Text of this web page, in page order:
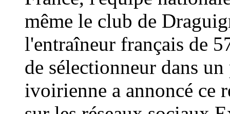
même le club de
l'entraîneur français de
de sélectionneur dans
ivoirienne a annoncé ce